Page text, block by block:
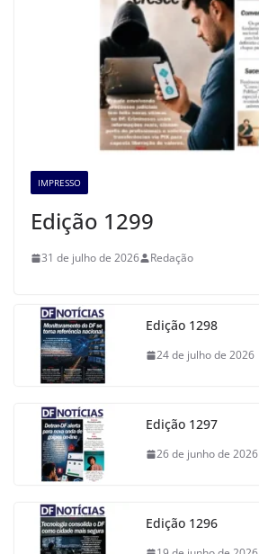
IMPRESSO
Edição 1299
31 de julho de 2026 Redação
Edição 1298
24 de julho de 2026
Edição 1297
26 de junho de 2026
Edição 1296